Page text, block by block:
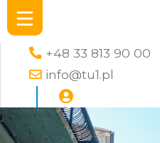
+48 33 813 90 00
info@tu1.pl